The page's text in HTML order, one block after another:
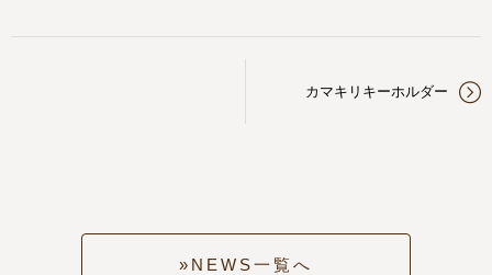
カマキリキーホルダー
NEWS一覧へ